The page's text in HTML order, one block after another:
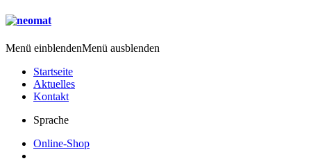
Menü einblendenMenü ausblenden
Startseite
Aktuelles
Kontakt
Sprache
Online-Shop